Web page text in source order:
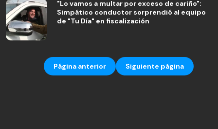
"Lo vamos a multar por exceso de cariño":
Simpático conductor sorprendió al equipo
de "Tu Día" en fiscalización
Página anterior Siguiente página